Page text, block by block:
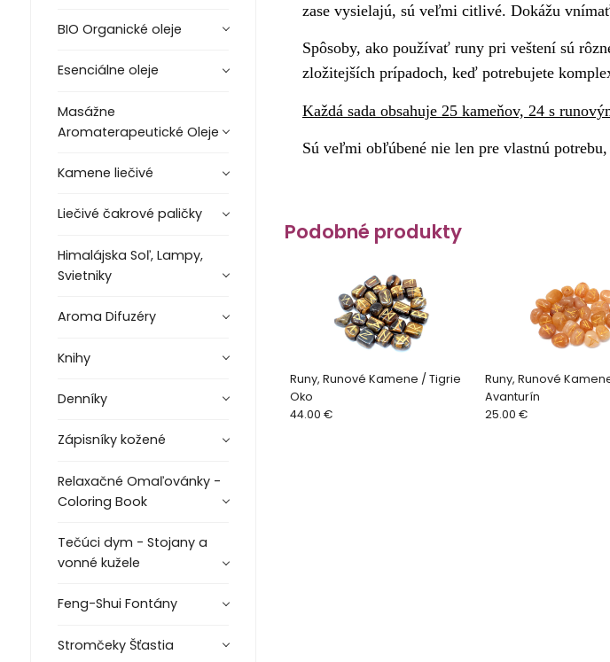
BIO Organické oleje
Esenciálne oleje
Masážne
Aromaterapeutické Oleje
Kamene liečivé
Liečivé čakrové paličky
Himalájska Soľ, Lampy,
Svietniky
Aroma Difuzéry
Knihy
Denníky
Zápisníky kožené
Relaxačné Omaľovánky -
Coloring Book
Tečúci dym - Stojany a
vonné kužele
Feng-Shui Fontány
Stromčeky Šťastia
zase vysielajú, sú veľmi citlivé. Dokážu
Spôsoby, ako používať runy pri veštení sú
zložitejších prípadoch, keď potrebujete
Každá sada obsahuje 25 kameňov, 24 s
Sú veľmi obľúbené nie len pre vlastnú
Podobné produkty
Runy, Runové Kamene / Tigrie
Oko
44.00 €
Runy, Runové
Avanturín
25.00 €